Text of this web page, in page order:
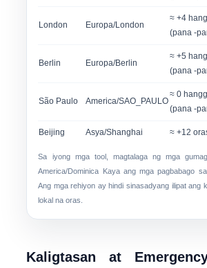
London Europa/London
≈ +4
(pana -
Berlin Europa/Berlin
≈ +5
(pana -
São Paulo America/SAO_PAULO
≈ 0
(pana -
Beijing Asya/Shanghai ≈ +12
Sa iyong mga tool, magtalaga ng mga
America/Dominica Kaya ang mga pagbabago
Ang mga rehiyon ay hindi sinasadyang ilipat ang
lokal na oras.
Kaligtasan at